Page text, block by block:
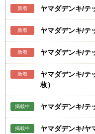
新着 ヤマダデンキ/テ
新着 ヤマダデンキ/テ
新着 ヤマダデンキ/テ
新着
ヤマダデンキ/テ
枚）
掲載中 ヤマダデンキ/テ
掲載中 ヤマダデンキ/ヤ